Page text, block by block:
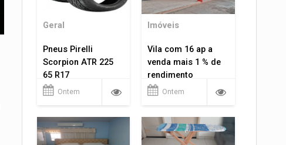
Geral
Pneus Pirelli
Scorpion ATR 225
65 R17
Ontem
Imóveis
Vila com 16 ap a
venda mais 1 % de
rendimento
Ontem